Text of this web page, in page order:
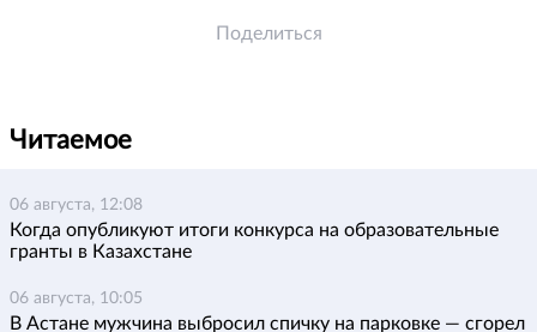
Поделиться
Читаемое
06 августа, 12:08
Когда опубликуют итоги конкурса на образовательные
гранты в Казахстане
06 августа, 10:05
В Астане мужчина выбросил спичку на парковке — сгорел